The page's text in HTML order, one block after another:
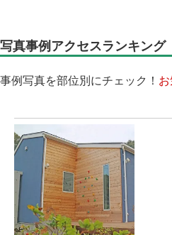
写真事例アクセスランキング
事例写真を部位別にチェック！